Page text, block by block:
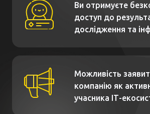
Ви отримуєте
доступ до
дослідження та
Можливість
компанію як
учасника ІТ-